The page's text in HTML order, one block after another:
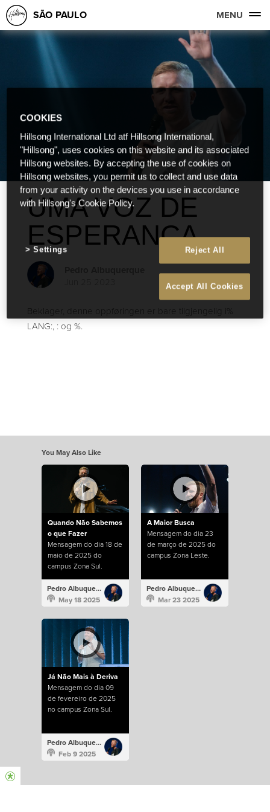
SÃO PAULO MENU
UMA VOZ DE
ESPERANÇA
Beklager, denne oppføringen er bare tilgjengelig i%
LANG:, : og %.
You May Also Like
Quando Não Sabemos
o que Fazer
Mensagem do dia 18 de
maio de 2025 do
campus Zona Sul.
Pedro Albuquerque
May 18 2025
A Maior Busca
Mensagem do dia 23
de março de 2025 do
campus Zona Leste.
Pedro Albuquerque
Mar 23 2025
Já Não Mais à Deriva
Mensagem do dia 09
de fevereiro de 2025
no campus Zona Sul.
Pedro Albuquerque
Feb 9 2025
COOKIES
Hillsong International Ltd atf Hillsong International,
"Hillsong", uses cookies on this website and its associated
Hillsong websites. By accepting the use of cookies on
Hillsong websites, you permit us to collect and use data
from your activity on the devices you use in accordance
with Hillsong's Cookie Policy.
Reject All
Accept All Cookies
Settings